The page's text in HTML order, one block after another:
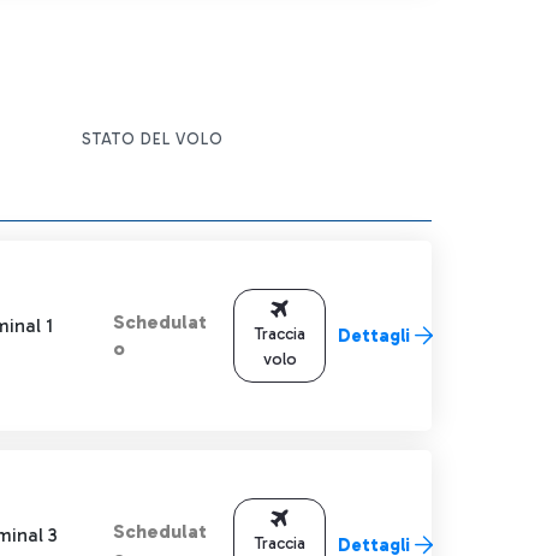
STATO DEL VOLO
1
Schedulat
o
Traccia
volo
Dettagli
3
Schedulat
Traccia
Dettagli